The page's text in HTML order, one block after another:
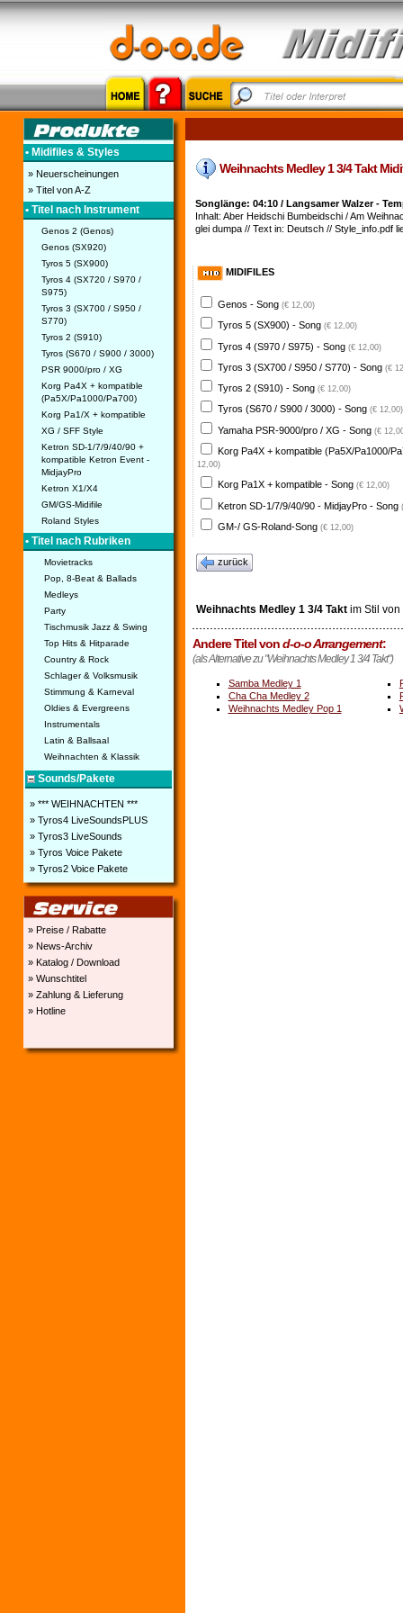
• Midifiles & Styles
» Neuerscheinungen
» Titel von A-Z
• Titel nach Instrument
Genos 2 (Genos)
Genos (SX920)
Tyros 5 (SX900)
Tyros 4 (SX720 / S970 /
S975)
Tyros 3 (SX700 / S950 /
S770)
Tyros 2 (S910)
Tyros (S670 / S900 / 3000)
PSR 9000/pro / XG
Korg Pa4X + kompatible
(Pa5X/Pa1000/Pa700)
Korg Pa1/X + kompatible
XG / SFF Style
Ketron SD-1/7/9/40/90 +
kompatible Ketron Event -
MidjayPro
Ketron X1/X4
GM/GS-Midifile
Roland Styles
• Titel nach Rubriken
Movietracks
Pop, 8-Beat & Ballads
Medleys
Party
Tischmusik Jazz & Swing
Top Hits & Hitparade
Country & Rock
Schlager & Volksmusik
Stimmung & Karneval
Oldies & Evergreens
Instrumentals
Latin & Ballsaal
Weihnachten & Klassik
Sounds/Pakete
» *** WEIHNACHTEN ***
» Tyros4 LiveSoundsPLUS
» Tyros3 LiveSounds
» Tyros Voice Pakete
» Tyros2 Voice Pakete
» Preise / Rabatte
» News-Archiv
» Katalog / Download
» Wunschtitel
» Zahlung & Lieferung
» Hotline
Weihnachts Medley 1 3/4 Takt
Songlänge: 04:10 / Langsamer Walzer -
Inhalt: Aber Heidschi Bumbeidschi / Am
glei dumpa // Text in: Deutsch // Style_info.pdf
MIDIFILES
Genos - Song (€ 12,00)
Tyros 5 (SX900) - Song (€ 12,00)
Tyros 4 (S970 / S975) - Song (€ 12,00)
Tyros 3 (SX700 / S950 / S770) - Song (€
Tyros 2 (S910) - Song (€ 12,00)
Tyros (S670 / S900 / 3000) - Song (€ 12,00)
Yamaha PSR-9000/pro / XG - Song (€
Korg Pa4X + kompatible (Pa5X/Pa1000/
12,00)
Korg Pa1X + kompatible - Song (€ 12,00)
Ketron SD-1/7/9/40/90 - MidjayPro - Song
GM-/ GS-Roland-Song (€ 12,00)
zurück
Weihnachts Medley 1 3/4 Taktim Stil von
Andere Titel vond-o-o Arrangement:
(als Alternative zu "Weihnachts Medley 1 3/4 Takt")
Samba Medley 1
Cha Cha Medley 2
Weihnachts Medley Pop 1